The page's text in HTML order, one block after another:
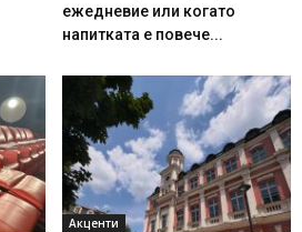
ежедневие или когато
напитката е повече...
Акценти